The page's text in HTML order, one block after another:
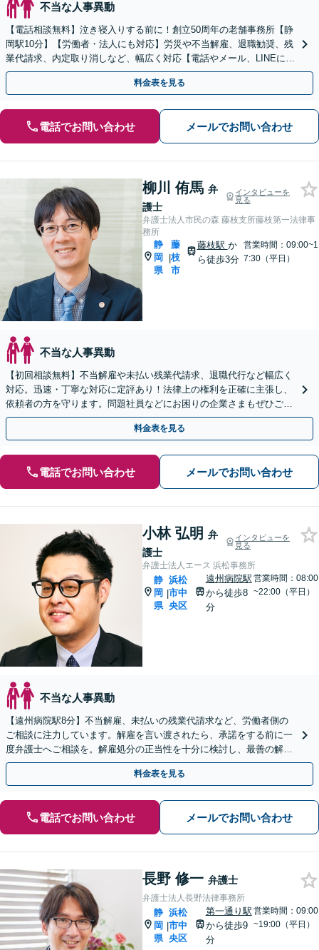
不当な人事異動
【電話相談無料】泣き寝入りする前に！創立50周年の老舗事務所【静
岡駅10分】【労働者・法人にも対応】労災や不当解雇、退職勧奨、残
業代請求、内定取り消しなど、幅広く対応【電話やメール、LINEにて
相談可能】事前予約で夜間相談も【法テラス利】
料金表を見る
電話でお問い合わせ メールでお問い合わせ
柳川 侑馬 弁
護士
インタビューを
見る
弁護士法人市民の森 藤枝支所藤枝第一法律事
務所
静
岡
県
|
藤
枝
市
藤枝駅 か
ら徒歩3分
営業時間：09:00~1
7:30（平日）
不当な人事異動
【初回相談無料】不当解雇や未払い残業代請求、退職代行など幅広く
対応。迅速・丁寧な対応に定評あり！法律上の権利を正確に主張し、
依頼者の方を守ります。問題社員などにお困りの企業さまもぜひご相
談ください【電話相談可】【藤枝駅１分】【法テラス可】
料金表を見る
電話でお問い合わせ メールでお問い合わせ
小林 弘明 弁
護士
インタビューを
見る
弁護士法人エース 浜松事務所
静
岡
県
|
浜松
市中
央区
遠州病院駅
から徒歩8
分
営業時間：08:00
~22:00（平日）
不当な人事異動
【遠州病院駅8分】不当解雇、未払いの残業代請求など、労働者側の
ご相談に注力しています。解雇を言い渡されたら、承諾をする前に一
度弁護士へご相談を。解雇処分の正当性を十分に検討し、最善の解決
を図ります【初回相談無料】【電話／Zoom相談OK】
料金表を見る
電話でお問い合わせ メールでお問い合わせ
長野 修一 弁護士
弁護士法人長野法律事務所
静
岡
県
|
浜松
市中
央区
第一通り駅
から徒歩9
分
営業時間：09:00
~19:00（平日）